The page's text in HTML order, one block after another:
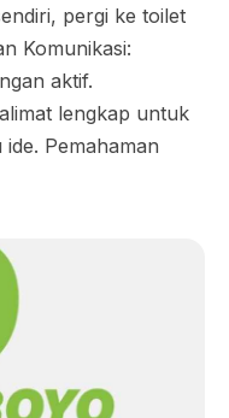
pergi ke toilet
Komunikasi:
aktif.
lengkap untuk
Pemahaman